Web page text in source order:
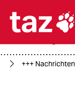

+++